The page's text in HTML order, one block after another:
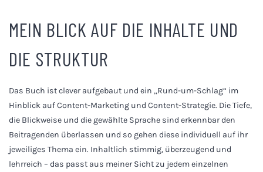
MEIN BLICK AUF DIE INHALTE UND
DIE STRUKTUR
Das Buch ist clever aufgebaut und ein „Rund-um-Schlag“ im
Hinblick auf Content-Marketing und Content-Strategie. Die Tiefe,
die Blickweise und die gewählte Sprache sind erkennbar den
Beitragenden überlassen und so gehen diese individuell auf ihr
jeweiliges Thema ein. Inhaltlich stimmig, überzeugend und
lehrreich – das passt aus meiner Sicht zu jedem einzelnen